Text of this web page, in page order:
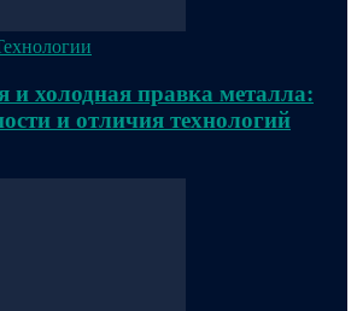
и холодная правка металла:
и отличия технологий